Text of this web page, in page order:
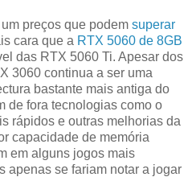
preços que podem superar
cara que a RTX 5060 de 8GB
das RTX 5060 Ti. Apesar dos
3060 continua a ser uma
bastante mais antiga do
de fora tecnologias como o
rápidos e outras melhorias da
capacidade de memória
em alguns jogos mais
apenas se fariam notar a jogar